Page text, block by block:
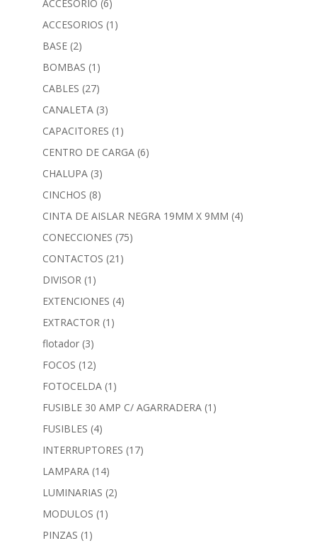
ACCESORIO (6)
ACCESORIOS (1)
BASE (2)
BOMBAS (1)
CABLES (27)
CANALETA (3)
CAPACITORES (1)
CENTRO DE CARGA (6)
CHALUPA (3)
CINCHOS (8)
CINTA DE AISLAR NEGRA 19MM X 9MM (4)
CONECCIONES (75)
CONTACTOS (21)
DIVISOR (1)
EXTENCIONES (4)
EXTRACTOR (1)
flotador (3)
FOCOS (12)
FOTOCELDA (1)
FUSIBLE 30 AMP C/ AGARRADERA (1)
FUSIBLES (4)
INTERRUPTORES (17)
LAMPARA (14)
LUMINARIAS (2)
MODULOS (1)
PINZAS (1)